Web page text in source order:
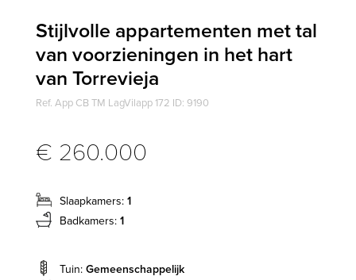
Stijlvolle appartementen met tal
van voorzieningen in het hart
van Torrevieja
Ref. App CB TM LagVilapp 172 ID: 9190
€ 260.000
Slaapkamers: 1
Badkamers: 1
Tuin: Gemeenschappelijk